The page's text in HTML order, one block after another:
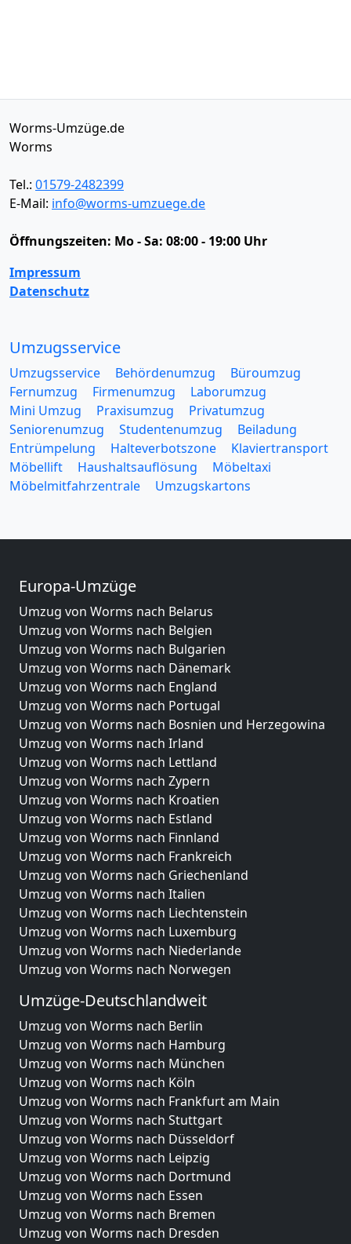
Worms-Umzüge.de
Worms
Tel.: 01579-2482399
E-Mail: info@worms-umzuege.de
Öffnungszeiten: Mo - Sa: 08:00 - 19:00 Uhr
Impressum
Datenschutz
Umzugsservice
Umzugsservice Behördenumzug
Büroumzug
Fernumzug
Firmenumzug
Laborumzug
Mini Umzug
Praxisumzug
Privatumzug
Seniorenumzug
Studentenumzug
Beiladung
Entrümpelung
Halteverbotszone
Klaviertransport
Möbellift
Haushaltsauflösung
Möbeltaxi
Möbelmitfahrzentrale
Umzugskartons
Europa-Umzüge
Umzug von Worms nach Belarus
Umzug von Worms nach Belgien
Umzug von Worms nach Bulgarien
Umzug von Worms nach Dänemark
Umzug von Worms nach England
Umzug von Worms nach Portugal
Umzug von Worms nach Bosnien und Herzegowina
Umzug von Worms nach Irland
Umzug von Worms nach Lettland
Umzug von Worms nach Zypern
Umzug von Worms nach Kroatien
Umzug von Worms nach Estland
Umzug von Worms nach Finnland
Umzug von Worms nach Frankreich
Umzug von Worms nach Griechenland
Umzug von Worms nach Italien
Umzug von Worms nach Liechtenstein
Umzug von Worms nach Luxemburg
Umzug von Worms nach Niederlande
Umzug von Worms nach Norwegen
Umzüge-Deutschlandweit
Umzug von Worms nach Berlin
Umzug von Worms nach Hamburg
Umzug von Worms nach München
Umzug von Worms nach Köln
Umzug von Worms nach Frankfurt am Main
Umzug von Worms nach Stuttgart
Umzug von Worms nach Düsseldorf
Umzug von Worms nach Leipzig
Umzug von Worms nach Dortmund
Umzug von Worms nach Essen
Umzug von Worms nach Bremen
Umzug von Worms nach Dresden